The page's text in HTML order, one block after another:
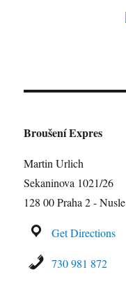
Broušení Expres
Martin Urlich
Sekaninova 1021/26
128 00 Praha 2 - Nusle
Get Directions
730 981 872